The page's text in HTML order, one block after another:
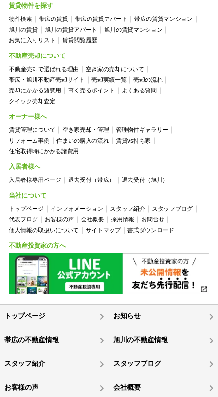
賃貸物件を探す
物件検索 帯広の賃貸 帯広の賃貸アパート
帯広の賃貸マンション
旭川の賃貸
旭川の賃貸アパート
旭川の賃貸マンション
お気に入りリスト
賃貸閲覧履歴
不動産売却について
不動産売却で選ばれる理由
空き家の売却について
帯広・旭川不動産売却サイト
売却実績一覧
売却の流れ
売却にかかる諸費用
高く売るポイント
よくある質問
クイック売却査定
オーナー様へ
賃貸管理について 空き家売却・管理
管理物件ギャラリー
リフォーム事例
住まいの購入の流れ
賃貸vs持ち家
住宅取得時にかかる諸費用
入居者様へ
入居者様専用ページ 退去受付（帯広） 退去受付（旭川）
当社について
トップページ インフォメーション スタッフ紹介
スタッフブログ
代表ブログ
お客様の声 会社概要 採用情報
お問合せ
個人情報の取扱いについて
サイトマップ 書式ダウンロード
不動産投資家の方へ
トップページ お知らせ
帯広の不動産情報 旭川の不動産情報
スタッフ紹介 スタッフブログ
お客様の声 会社概要